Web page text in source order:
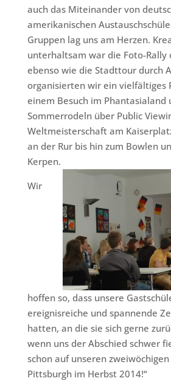
auch das Miteinander von
amerikanischen
Gruppen lag uns am Herzen.
unterhaltsam war die Foto-Rally
ebenso wie die Stadttour durch
organisierten wir ein vielfältiges
einem Besuch im Phantasialand
Sommerrodeln über Public
Weltmeisterschaft am
an der Rur bis hin zum Bowlen
Kerpen.
Wir
hoffen so, dass unsere
ereignisreiche und spannende
hatten, an die sie sich gerne
wenn uns der Abschied schwer
schon auf unseren
Pittsburgh im Herbst 2014!“